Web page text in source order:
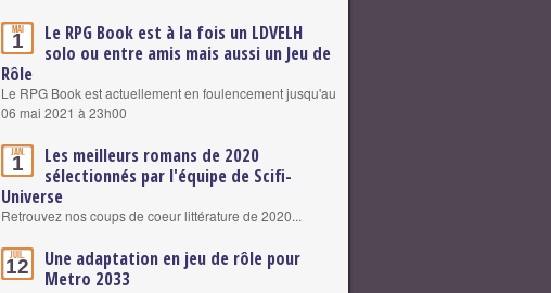
Mai
1
Le RPG Book est à la fois un LDVELH
solo ou entre amis mais aussi un Jeu de
Rôle
Le RPG Book est actuellement en foulencement jusqu'au
06 mai 2021 à 23h00
Jan.
1
Les meilleurs romans de 2020
sélectionnés par l'équipe de Scifi-
Universe
Retrouvez nos coups de coeur littérature de 2020...
Juil.
12
Une adaptation en jeu de rôle pour
Metro 2033